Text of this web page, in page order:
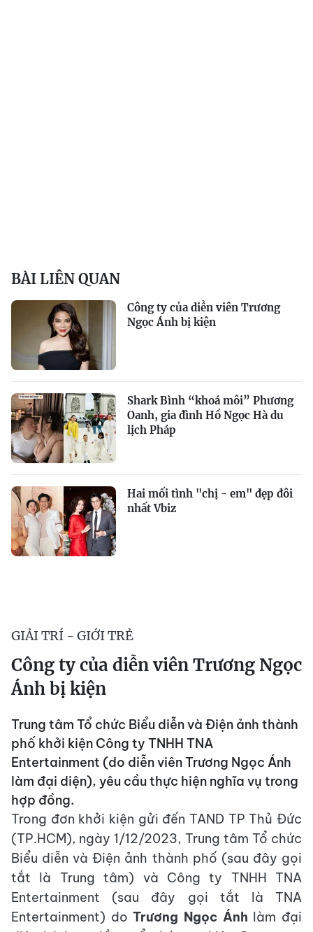
BÀI LIÊN QUAN
Công ty của diễn viên Trương
Ngọc Ánh bị kiện
Shark Bình “khoá môi” Phương
Oanh, gia đình Hồ Ngọc Hà du
lịch Pháp
Hai mối tình "chị - em" đẹp đôi
nhất Vbiz
GIẢI TRÍ - GIỚI TRẺ
Công ty của diễn viên Trương Ngọc
Ánh bị kiện
Trung tâm Tổ chức Biểu diễn và Điện ảnh thành
phố khởi kiện Công ty TNHH TNA
Entertainment (do diễn viên Trương Ngọc Ánh
làm đại diện), yêu cầu thực hiện nghĩa vụ trong
hợp đồng.
Trong đơn khởi kiện gửi đến TAND TP Thủ Đức
(TP.HCM), ngày 1/12/2023, Trung tâm Tổ chức
Biểu diễn và Điện ảnh thành phố (sau đây gọi
tắt là Trung tâm) và Công ty TNHH TNA
Entertainment (sau đây gọi tắt là TNA
Entertainment) doTrương Ngọc Ánh làm đại